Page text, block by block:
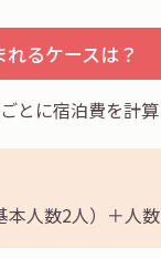
るケースは？
とに宿泊費を計
本人数2人）＋人